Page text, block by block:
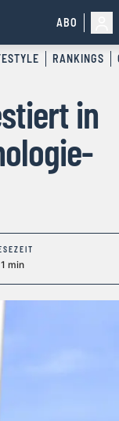
ABO
RANKINGS
in
1 min